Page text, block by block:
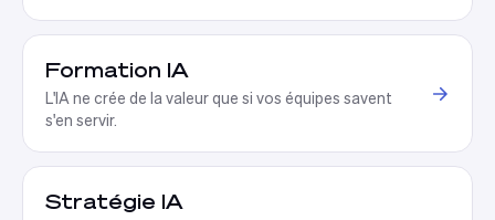
Formation IA
L'IA ne crée de la valeur que si vos équipes savent
s'en servir.
Stratégie IA